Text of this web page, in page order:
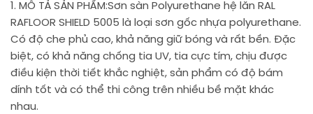
1. MÔ TẢ SẢN PHẨM:Sơn sàn Polyurethane hệ lăn RAL
RAFLOOR SHIELD 5005 là loại sơn gốc nhựa polyurethane.
Có độ che phủ cao, khả năng giữ bóng và rất bền. Đặc
biệt, có khả năng chống tia UV, tia cực tím, chịu được
điều kiện thời tiết khắc nghiệt, sản phẩm có độ bám
dính tốt và có thể thi công trên nhiều bề mặt khác
nhau.